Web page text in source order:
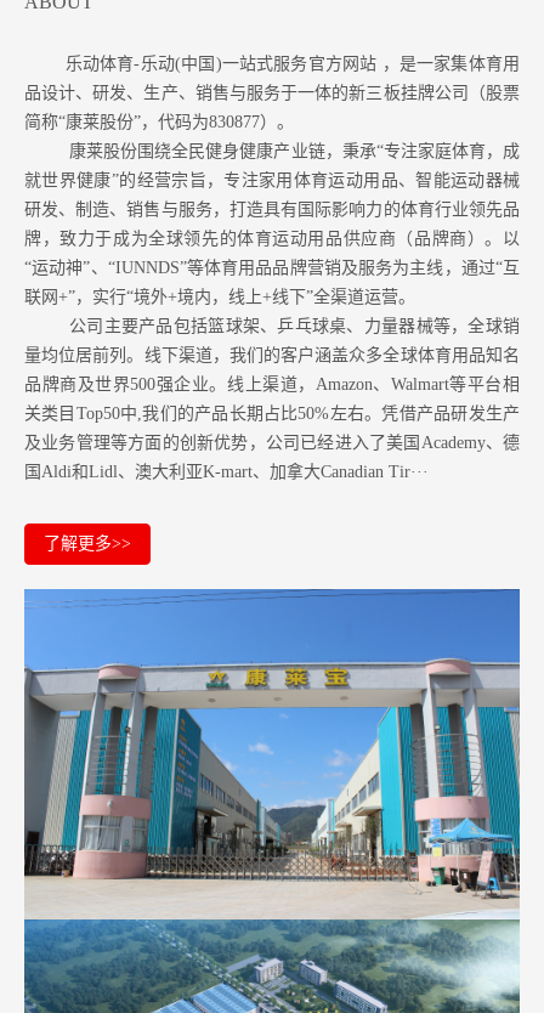
乐动体育-乐动(中国)一站式服务官方网站 ，是一家集体育用
品设计、研发、生产、销售与服务于一体的新三板挂牌公司（股票
简称“康莱股份”，代码为830877）。
康莱股份围绕全民健身健康产业链，秉承“专注家庭体育，成
就世界健康”的经营宗旨，专注家用体育运动用品、智能运动器械
研发、制造、销售与服务，打造具有国际影响力的体育行业领先品
牌，致力于成为全球领先的体育运动用品供应商（品牌商）。以
“运动神”、“IUNNDS”等体育用品品牌营销及服务为主线，通过“互
联网+”，实行“境外+境内，线上+线下”全渠道运营。
公司主要产品包括篮球架、乒乓球桌、力量器械等，全球销
量均位居前列。 线下渠道，我们的客户涵盖众多全球体育用品知名
品牌商及世界500强企业。 线上渠道，Amazon、Walmart等平台相
关类目Top50中,我们的产品长期占比50%左右。凭借产品研发生产
及业务管理等方面的创新优势，公司已经进入了美国Academy、德
国Aldi和Lidl、澳大利亚K-mart、加拿大Canadian Tir···
了解更多>>